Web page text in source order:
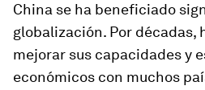
China se ha beneficiado
globalización. Por décadas,
mejorar sus capacidades y
económicos con muchos